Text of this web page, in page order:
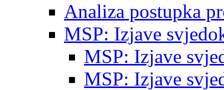
Analiza postupka
MSP: Izjave
MSP: Izjave
MSP: Izjave